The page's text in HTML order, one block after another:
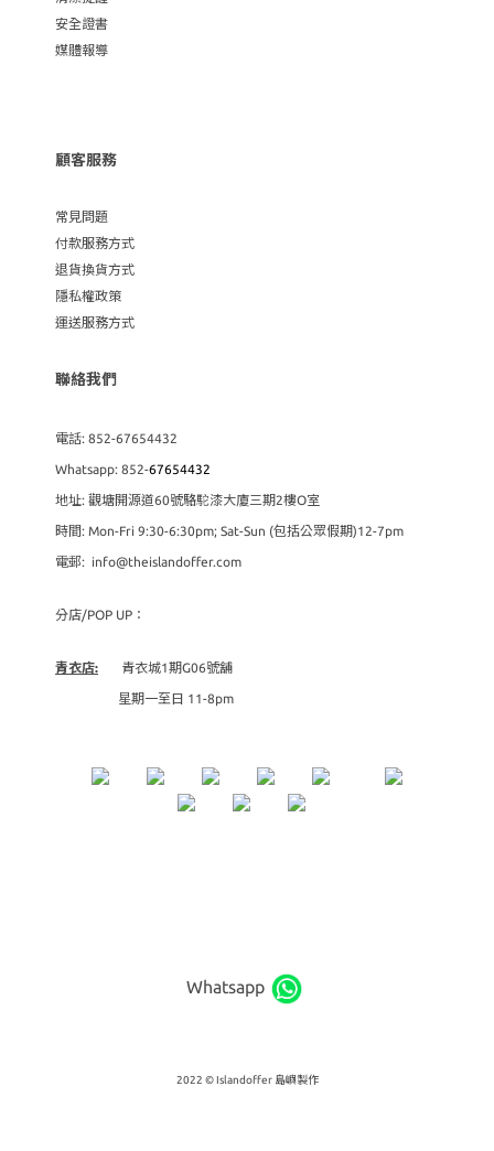
安全證書
媒體報導
顧客服務
常見問題
付款服務方式
退貨換貨方式
隱私權政策
運送服務方式
聯絡我們
電話: 852-67654432
Whatsapp: 852-67654432
地址: 觀塘開源道60號駱駝漆大廈三期2樓O室
時間: Mon-Fri 9:30-6:30pm; Sat-Sun (包括公眾假期)12-7pm
電郵: info@theislandoffer.com
分店/POP UP：
青衣店: 青衣城1期G06號舖
星期一至日 11-8pm
Whatsapp
2022 © Islandoffer 島嶼製作